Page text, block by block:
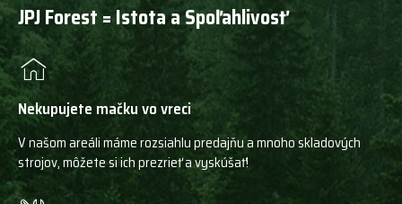
JPJ Forest = Istota a Spoľahlivosť
Nekupujete mačku vo vreci
V našom areáli máme rozsiahlu predajňu a mnoho skladových
strojov, môžete si ich prezrieť a vyskúšať!